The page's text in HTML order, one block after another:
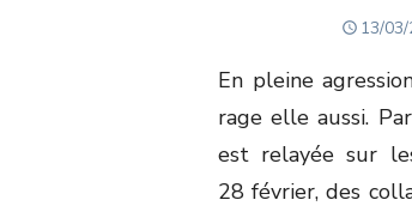
13/
En pleine
rage elle aussi.
est relayée sur
28 février, des